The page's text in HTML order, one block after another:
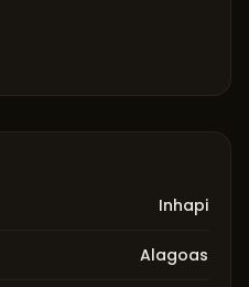
Inhapi
Alagoas